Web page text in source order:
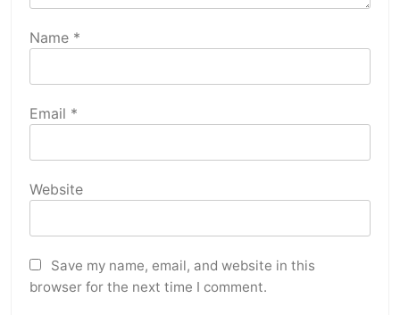
Name *
Email *
Website
Save my name, email, and website in this
browser for the next time I comment.